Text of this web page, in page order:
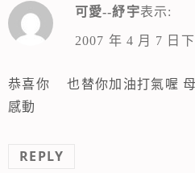
可愛--紓宇表示:
2007 年 4 月 7 日
恭喜你 也替你加油打氣喔
感動
REPLY